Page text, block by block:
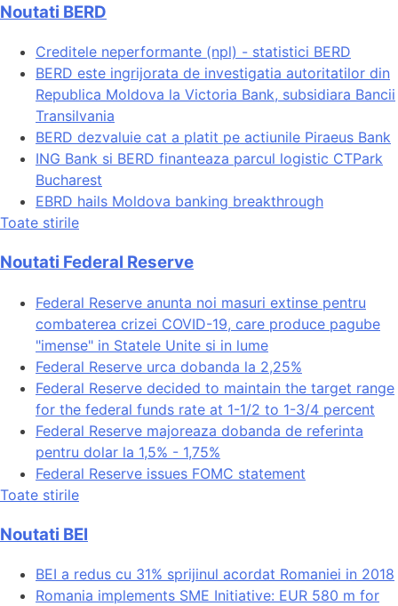
Noutati BERD
Creditele neperformante (npl) - statistici BERD
BERD este ingrijorata de investigatia autoritatilor din
Republica Moldova la Victoria Bank, subsidiara Bancii
Transilvania
BERD dezvaluie cat a platit pe actiunile Piraeus Bank
ING Bank si BERD finanteaza parcul logistic CTPark
Bucharest
EBRD hails Moldova banking breakthrough
Toate stirile
Noutati Federal Reserve
Federal Reserve anunta noi masuri extinse pentru
combaterea crizei COVID-19, care produce pagube
"imense" in Statele Unite si in lume
Federal Reserve urca dobanda la 2,25%
Federal Reserve decided to maintain the target range
for the federal funds rate at 1-1/2 to 1-3/4 percent
Federal Reserve majoreaza dobanda de referinta
pentru dolar la 1,5% - 1,75%
Federal Reserve issues FOMC statement
Toate stirile
Noutati BEI
BEI a redus cu 31% sprijinul acordat Romaniei in 2018
Romania implements SME Initiative: EUR 580 m for